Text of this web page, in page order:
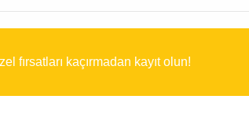
fırsatları kaçırmadan kayıt olun!